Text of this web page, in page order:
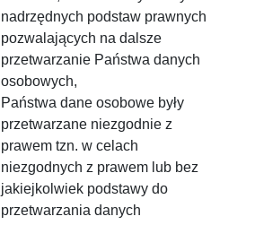
nadrzędnych podstaw prawnych
pozwalających na dalsze
przetwarzanie Państwa danych
osobowych,
Państwa dane osobowe były
przetwarzane niezgodnie z
prawem tzn. w celach
niezgodnych z prawem lub bez
jakiejkolwiek podstawy do
przetwarzania danych